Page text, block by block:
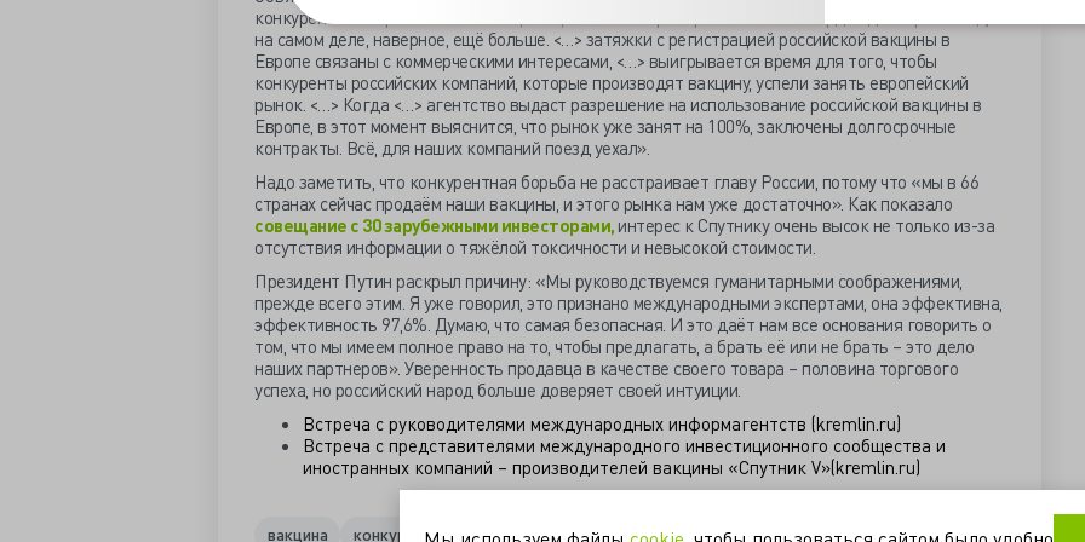
конкурентной борьбы. Рынок вакцин оценивается примерно в 100 миллиардов долларов в год, а
на самом деле, наверное, ещё больше. <…> затяжки с регистрацией российской вакцины в
Европе связаны с коммерческими интересами, <…> выигрывается время для того, чтобы
конкуренты российских компаний, которые производят вакцину, успели занять европейский
рынок. <…> Когда <…> агентство выдаст разрешение на использование российской вакцины в
Европе, в этот момент выяснится, что рынок уже занят на 100%, заключены долгосрочные
контракты. Всё, для наших компаний поезд уехал».
Надо заметить, что конкурентная борьба не расстраивает главу России, потому что «мы в 66
странах сейчас продаём наши вакцины, и этого рынка нам уже достаточно». Как показало
совещание с 30 зарубежными инвесторами, интерес к Спутнику очень высок не только из-за
отсутствия информации о тяжёлой токсичности и невысокой стоимости.
Президент Путин раскрыл причину: «Мы руководствуемся гуманитарными соображениями,
прежде всего этим. Я уже говорил, это признано международными экспертами, она эффективна,
эффективность 97,6%. Думаю, что самая безопасная. И это даёт нам все основания говорить о
том, что мы имеем полное право на то, чтобы предлагать, а брать её или не брать – это дело
наших партнеров». Уверенность продавца в качестве своего товара – половина торгового
успеха, но российский народ больше доверяет своей интуиции.
Встреча с руководителями международных информагентств (kremlin.ru)
Встреча с представителями международного инвестиционного сообщества и
иностранных компаний – производителей вакцины «Спутник V»(kremlin.ru)
вакцина конкуренция президент спутник экономика